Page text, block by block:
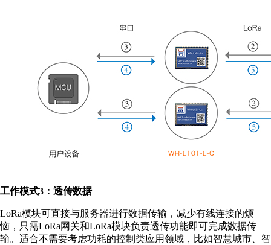
工作模式3：透传数据
LoRa模块可直接与服务器进行数据传输，减少有线连接的烦
恼，只需LoRa网关和LoRa模块负责透传功能即可完成数据传
输。适合不需要考虑功耗的控制类应用领域，比如智慧城市、智